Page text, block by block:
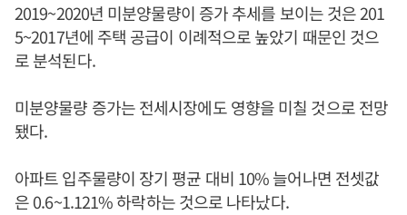
2019~2020년 미분양물량이 증가 추세를 보이는 것은 201
5~2017년에 주택 공급이 이례적으로 높았기 때문인 것으
로 분석된다.
미분양물량 증가는 전세시장에도 영향을 미칠 것으로 전망
됐다.
아파트 입주물량이 장기 평균 대비 10% 늘어나면 전셋값
은 0.6~1.121% 하락하는 것으로 나타났다.